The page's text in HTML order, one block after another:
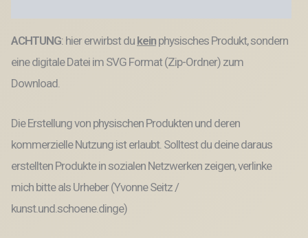
ACHTUNG: hier erwirbst du kein physisches Produkt, sondern
eine digitale Datei im SVG Format (Zip-Ordner) zum
Download.
Die Erstellung von physischen Produkten und deren
kommerzielle Nutzung ist erlaubt. Solltest du deine daraus
erstellten Produkte in sozialen Netzwerken zeigen, verlinke
mich bitte als Urheber (Yvonne Seitz /
kunst.und.schoene.dinge)